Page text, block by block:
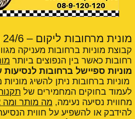
מונית מרחובות ליקום – 24/6 מסביב לשעון!
קבוצת מוניות ברחובות מעניקה
רחובות כאשר בין הנפוצים ביותר
מוניות ספיישל ברחובות לנסיעות
לעמוד בחוקים המחמירים של
מחווית נסיעה נעימה, מה מותר ומה
להידבק או להשפיע על חווית הנסיעה